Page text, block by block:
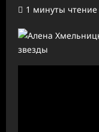
1 минуты чтение